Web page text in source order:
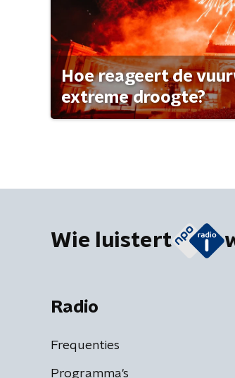
Hoe reageert de
extreme droogte?
Wie luistert
Radio
Frequenties
Programma's